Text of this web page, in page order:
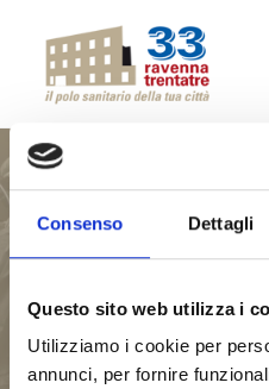
Consenso Dettagli
Questo sito web utilizza i
Utilizziamo i cookie per
annunci, per fornire
QUALITÀ
ATTIVITÀ
PROFESSIONISTI
SPECIALITÀ